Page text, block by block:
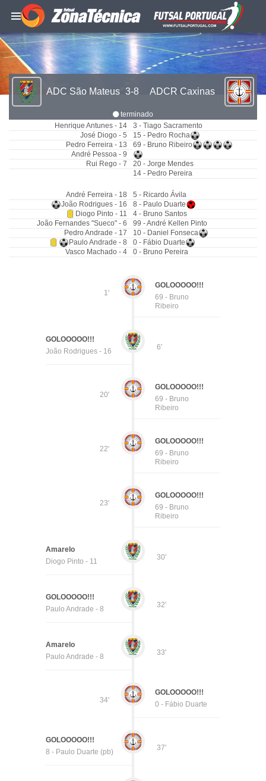
ADC São Mateus 3-8 ADCR Caxinas
terminado
Henrique Antunes - 14
José Diogo - 5
Pedro Ferreira - 13
André Pessoa - 9
Rui Rego - 7
3 - Tiago Sacramento
15 - Pedro Rocha
69 - Bruno Ribeiro
20 - Jorge Mendes
14 - Pedro Pereira
André Ferreira - 18
João Rodrigues - 16
Diogo Pinto - 11
João Fernandes "Sueco" - 6
Pedro Andrade - 17
Paulo Andrade - 8
Vasco Machado - 4
5 - Ricardo Ávila
8 - Paulo Duarte
4 - Bruno Santos
99 - André Kellen Pinto
10 - Daniel Fonseca
0 - Fábio Duarte
0 - Bruno Pereira
1'
GOLOOOOO!!!
69 - Bruno
Ribeiro
6'
GOLOOOOO!!!
João Rodrigues - 16
20'
GOLOOOOO!!!
69 - Bruno
Ribeiro
22'
GOLOOOOO!!!
69 - Bruno
Ribeiro
23'
GOLOOOOO!!!
69 - Bruno
Ribeiro
30'
Amarelo
Diogo Pinto - 11
32'
GOLOOOOO!!!
Paulo Andrade - 8
33'
Amarelo
Paulo Andrade - 8
34'
GOLOOOOO!!!
0 - Fábio Duarte
37'
GOLOOOOO!!!
8 - Paulo Duarte (pb)